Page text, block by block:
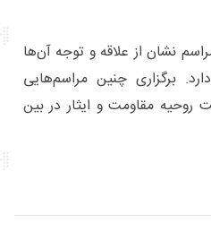
نشان از علاقه و توجه آن‌ها
برگزاری چنین مراسم‌هایی
مقاومت و ایثار در بین